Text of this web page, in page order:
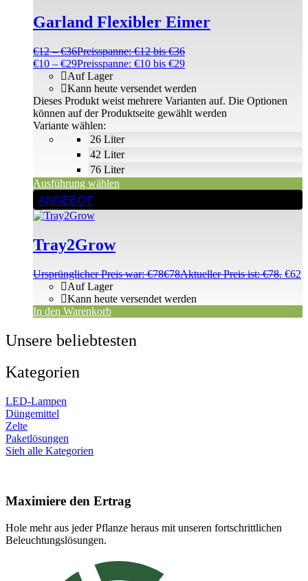
Garland Flexibler Eimer
€12 –€36Preisspanne: €12 bis €36
€10 – €29Preisspanne: €10 bis €29
26 Liter
42 Liter
76 Liter
Auf Lager
Kann heute versendet werden
Variante wählen:
Ausführung wählen
Dieses Produkt weist mehrere Varianten auf. Die Optionen
können auf der Produktseite gewählt werden
ANGEBOT
Tray2Grow
Ursprünglicher Preis war: €78€78Aktueller Preis ist: €78. €62
Auf Lager
Kann heute versendet werden
In den Warenkorb
Unsere beliebtesten
Kategorien
LED-Lampen
Düngemittel
Zelte
Paketlösungen
Sieh alle Kategorien
Maximiere den Ertrag
Hole mehr aus jeder Pflanze heraus mit unseren fortschrittlichen
Beleuchtungslösungen.